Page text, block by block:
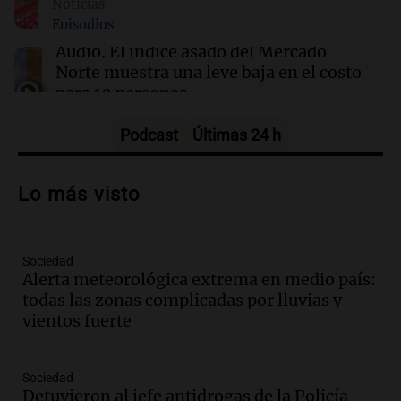
Una niñera argentina enfrenta un mes de
detención en EE.UU. por visa vencida
Episodios
Audio. El índice asado del Mercado
Norte muestra una leve baja en el costo
para 10 personas
Audio.La pizzería más antigua de
pizza esculpida con su rostro
Audio.Córdoba jugará un papel clave en
la visita del Papa León XIV a Argentina
Panorama Federal
Audio.
con gol de Azcácibar en un sólido
Podcast Últimas 24 h
Lo más visto
Sociedad
Alerta meteorológica extrema en medio país:
todas las zonas complicadas por lluvias y
vientos fuerte
Sociedad
Detuvieron al jefe antidrogas de la Policía